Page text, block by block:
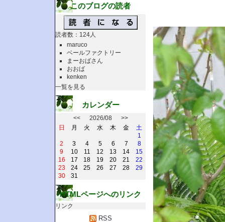
このブログの読者
読者数：124人
maruco
ベールファクトリー
まーおばさん
おおば
kenken
一覧を見る
カレンダー
<<2026/08 >>
日
月 火 水 木 金
土
1
2
3 4 5 6 7
8
9
10 11 12 13 14
15
16
17 18 19 20 21
22
23
24 25 26 27 28
29
30
31
HTMLページへのリンク
リンク
RSS